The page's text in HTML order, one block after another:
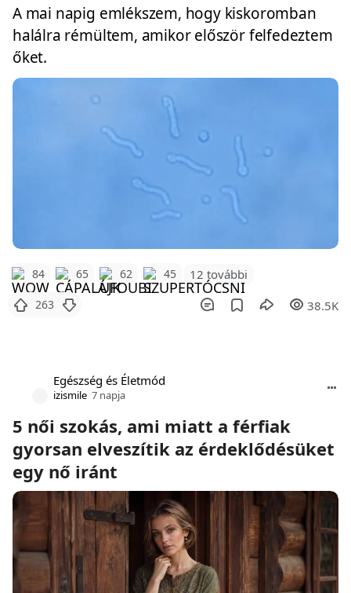
A mai napig emlékszem, hogy kiskoromban
halálra rémültem, amikor először felfedeztem
őket.
84 65 62 45 12 további
263 38.5K
Egészség és Életmód
izismile 7 napja
5 női szokás, ami miatt a férfiak
gyorsan elveszítik az érdeklődésüket
egy nő iránt